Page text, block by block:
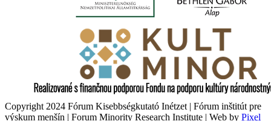
Copyright 2024 Fórum Kisebbségkutató Inétzet | Fórum inštitút pre
výskum menšín | Forum Minority Research Institute | Web by Pixel